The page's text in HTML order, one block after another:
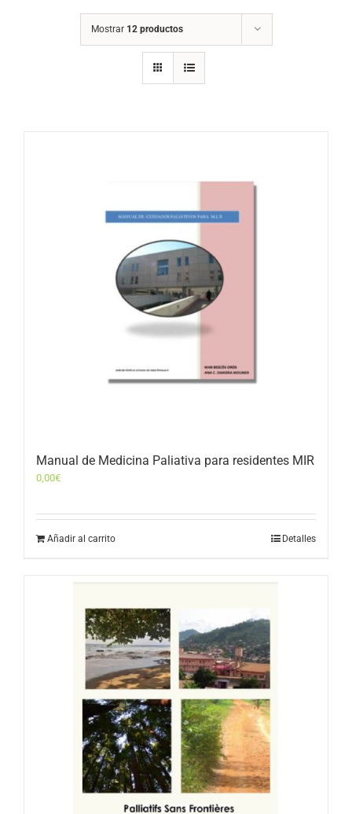
Mostrar 12 productos
Manual de Medicina Paliativa para residentes MIR
0,00€
Añadir al carrito Detalles